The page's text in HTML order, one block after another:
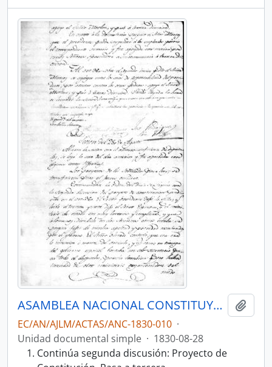
ASAMBLEA NACIONAL CONSTITUYENTE 1830
EC/AN/AJLM/ACTAS/ANC-1830-010 ·
Unidad documental simple · 1830-08-28
Continúa segunda discusión: Proyecto de